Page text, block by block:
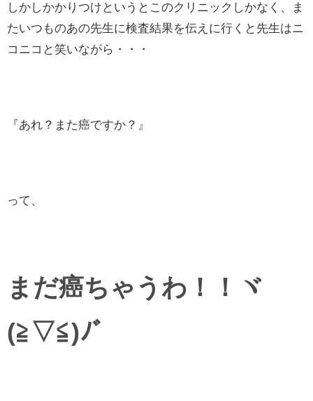
しかしかかりつけというとこのクリニックしかなく、ま
たいつものあの先生に検査結果を伝えに行くと先生はニ
コニコと笑いながら・・・
『あれ？また癌ですか？』
って、
まだ癌ちゃうわ！！ヾ
(≧▽≦)ﾉﾞ